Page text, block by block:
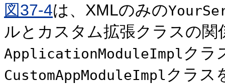
図37-4は、XMLのみの
ルとカスタム拡張クラスの
ApplicationModuleImplクラ
CustomAppModuleImplクラス